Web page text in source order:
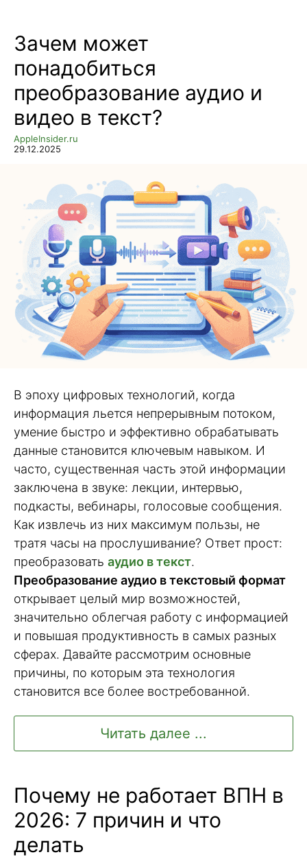
Зачем может
понадобиться
преобразование аудио и
видео в текст?
AppleInsider.ru
29.12.2025
В эпоху цифровых технологий, когда
информация льется непрерывным потоком,
умение быстро и эффективно обрабатывать
данные становится ключевым навыком. И
часто, существенная часть этой информации
заключена в звуке: лекции, интервью,
подкасты, вебинары, голосовые сообщения.
Как извлечь из них максимум пользы, не
тратя часы на прослушивание? Ответ прост:
преобразовать аудио в текст.
Преобразование аудио в текстовый формат
открывает целый мир возможностей,
значительно облегчая работу с информацией
и повышая продуктивность в самых разных
сферах. Давайте рассмотрим основные
причины, по которым эта технология
становится все более востребованной.
Читать далее ...
Почему не работает ВПН в
2026: 7 причин и что
делать